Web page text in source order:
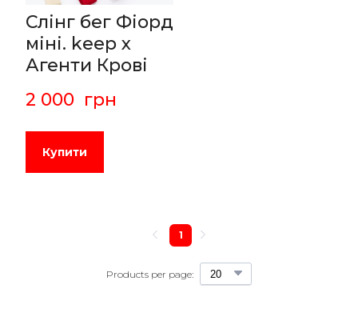
Слінг бег Фіорд
міні. keep x
Агенти Крові
2 000  грн
Купити
Products per page:
1